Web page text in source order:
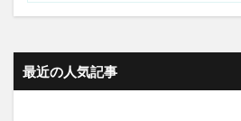
最近の人気記事